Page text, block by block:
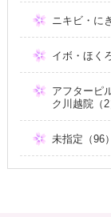
ニキビ・に
イボ・ほく
アフターピ
ク川越院（2
未指定（96）